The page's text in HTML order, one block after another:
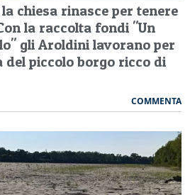
chiesa rinasce per tenere
la raccolta fondi "Un
gli Aroldini lavorano per
piccolo borgo ricco di
COMMENTA